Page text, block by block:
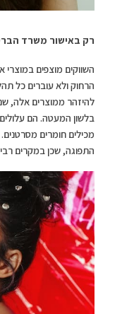
רק באישור משרד
השווקים מוצפים במוצרי
הרחוק ולא עוברים כל
להיזהר ממוצרים אלה,
בלשון המעטה. הם
מכילים חומרים
התפוגה, שכן במקרים